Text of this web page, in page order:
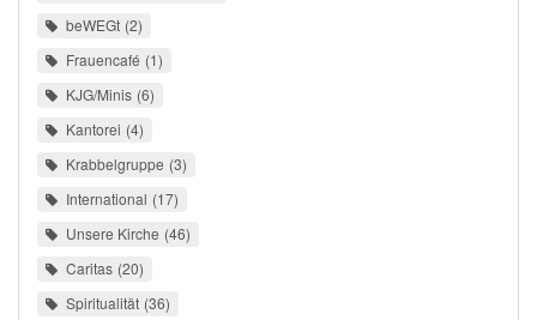
beWEGt 2
Frauencafé 1
KJG/Minis 6
Kantorei 4
Krabbelgruppe 3
International 17
Unsere Kirche 46
Caritas 20
Spiritualität 36